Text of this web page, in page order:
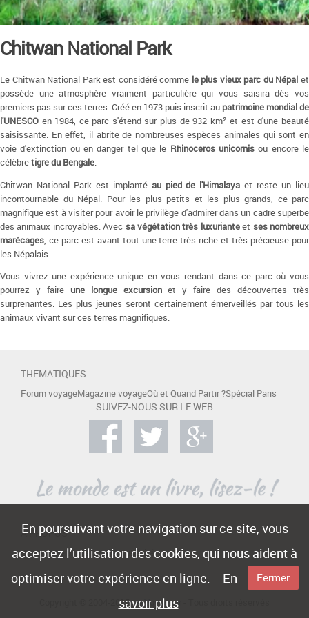
En poursuivant votre navigation sur ce site, vous
acceptez l’utilisation des cookies, qui nous aident à
optimiser votre expérience en ligne.
Fermer
En
savoir plus
Chitwan National Park
Le Chitwan National Park est considéré comme le plus vieux parc du Népal et
possède une atmosphère vraiment particulière qui vous saisira dès vos
premiers pas sur ces terres. Créé en 1973 puis inscrit au patrimoine mondial de
l'UNESCO en 1984, ce parc s'étend sur plus de 932 km² et est d'une beauté
saisissante. En effet, il abrite de nombreuses espèces animales qui sont en
voie d'extinction ou en danger tel que le Rhinoceros unicornis ou encore le
célèbretigre du Bengale.
Chitwan National Park est implanté au pied de l'Himalaya et reste un lieu
incontournable du Népal. Pour les plus petits et les plus grands, ce parc
magnifique est à visiter pour avoir le privilège d'admirer dans un cadre superbe
des animaux incroyables. Avec sa végétation très luxurianteet ses nombreux
marécages, ce parc est avant tout une terre très riche et très précieuse pour
les Népalais.
Vous vivrez une expérience unique en vous rendant dans ce parc où vous
pourrez y faire une longue excursionet y faire des découvertes très
surprenantes. Les plus jeunes seront certainement émerveillés par tous les
animaux vivant sur ces terres magnifiques.
THEMATIQUES
Forum voyageMagazine voyageOù et Quand Partir ?Spécial Paris
SUIVEZ-NOUS SUR LE WEB
A PROPOS
ContactMentions légalesPublicité
Copyright © 2004-2015 -e-Voyageur